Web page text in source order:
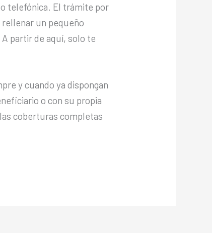
o telefónica. El trámite por
un pequeño
partir de aquí, solo te
y cuando ya dispongan
o con su propia
coberturas completas